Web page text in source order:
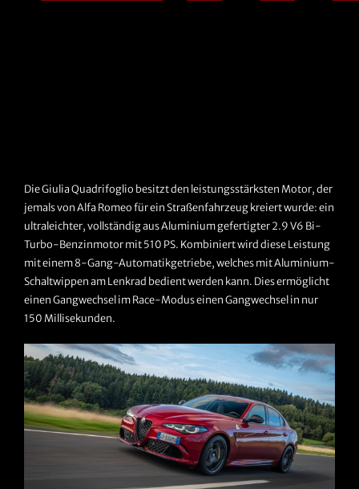
Die Giulia Quadrifoglio besitzt den leistungsstärksten Motor, der
jemals von Alfa Romeo für ein Straßenfahrzeug kreiert wurde: ein
ultraleichter, vollständig aus Aluminium gefertigter 2.9 V6 Bi-
Turbo-Benzinmotor mit 510 PS. Kombiniert wird diese Leistung
mit einem 8-Gang-Automatikgetriebe, welches mit Aluminium-
Schaltwippen am Lenkrad bedient werden kann. Dies ermöglicht
einen Gangwechsel im Race-Modus einen Gangwechsel in nur
150 Millisekunden.